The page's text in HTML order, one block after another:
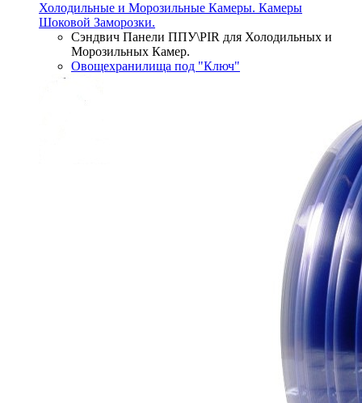
Холодильные и Морозильные Камеры. Камеры
Шоковой Заморозки.
Сэндвич Панели ППУ\PIR для Холодильных и
Морозильных Камер.
Овощехранилища под "Ключ"